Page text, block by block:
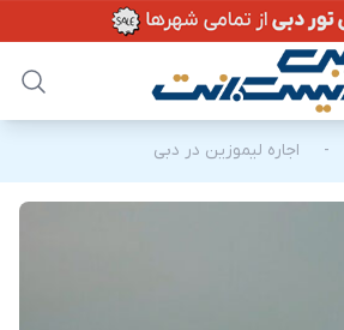
- اجاره لیموزین در دبی